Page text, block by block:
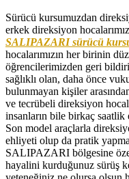
Sürücü kursumuzdan
erkek direksiyon
SALIPAZARI sürücü
hocalarımızın her birinin
öğrencilerimizden geri
sağlıklı olan, daha önce
bulunmayan kişiler
ve tecrübeli direksiyon
insanların bile birkaç
Son model araçlarla
ehliyeti olup da pratik
SALIPAZARI bölgesine
hayalini kurduğunuz sürüş